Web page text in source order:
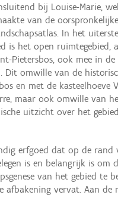
bij Louise-Marie,
van de
In het
is het open ruimtegebied,
Pietersbos, ook mee in
Dit omwille van de
en met de kasteelhoeve
maar ook omwille van
uitzicht over het
erfgoed dat op de rand
is en belangrijk is om
van het gebied te
afbakening vervat. Aan de